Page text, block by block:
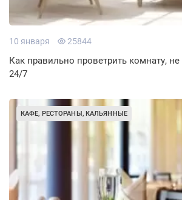
10 января 25844
Как правильно проветрить комнату,
24/7
КАФЕ, РЕСТОРАНЫ, КАЛЬЯННЫЕ